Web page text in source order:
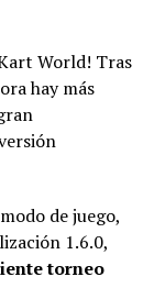
World! Tras
hay más
de juego,
1.6.0,
torneo